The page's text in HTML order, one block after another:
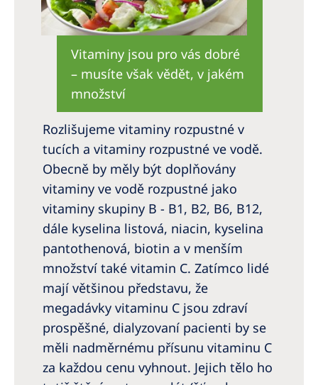
Vitaminy jsou pro vás dobré
– musíte však vědět, v jakém
množství
Rozlišujeme vitaminy rozpustné v
tucích a vitaminy rozpustné ve vodě.
Obecně by měly být doplňovány
vitaminy ve vodě rozpustné jako
vitaminy skupiny B - B1, B2, B6, B12,
dále kyselina listová, niacin, kyselina
pantothenová, biotin a v menším
množství také vitamin C. Zatímco lidé
mají většinou představu, že
megadávky vitaminu C jsou zdraví
prospěšné, dialyzovaní pacienti by se
měli nadměrnému přísunu vitaminu C
za každou cenu vyhnout. Jejich tělo ho